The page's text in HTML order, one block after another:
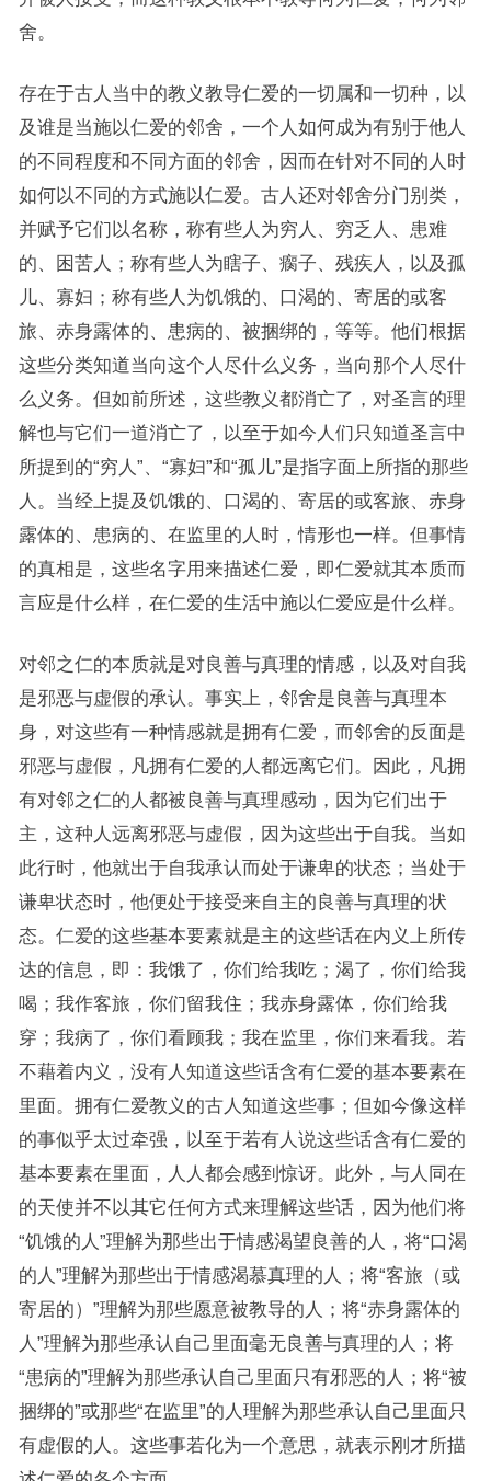
舍。
存在于古人当中的教义教导仁爱的一切属和一切种，以
及谁是当施以仁爱的邻舍，一个人如何成为有别于他人
的不同程度和不同方面的邻舍，因而在针对不同的人时
如何以不同的方式施以仁爱。古人还对邻舍分门别类，
并赋予它们以名称，称有些人为穷人、穷乏人、患难
的、困苦人；称有些人为瞎子、瘸子、残疾人，以及孤
儿、寡妇；称有些人为饥饿的、口渴的、寄居的或客
旅、赤身露体的、患病的、被捆绑的，等等。他们根据
这些分类知道当向这个人尽什么义务，当向那个人尽什
么义务。但如前所述，这些教义都消亡了，对圣言的理
解也与它们一道消亡了，以至于如今人们只知道圣言中
所提到的“穷人”、“寡妇”和“孤儿”是指字面上所指的那些
人。当经上提及饥饿的、口渴的、寄居的或客旅、赤身
露体的、患病的、在监里的人时，情形也一样。但事情
的真相是，这些名字用来描述仁爱，即仁爱就其本质而
言应是什么样，在仁爱的生活中施以仁爱应是什么样。
对邻之仁的本质就是对良善与真理的情感，以及对自我
是邪恶与虚假的承认。事实上，邻舍是良善与真理本
身，对这些有一种情感就是拥有仁爱，而邻舍的反面是
邪恶与虚假，凡拥有仁爱的人都远离它们。因此，凡拥
有对邻之仁的人都被良善与真理感动，因为它们出于
主，这种人远离邪恶与虚假，因为这些出于自我。当如
此行时，他就出于自我承认而处于谦卑的状态；当处于
谦卑状态时，他便处于接受来自主的良善与真理的状
态。仁爱的这些基本要素就是主的这些话在内义上所传
达的信息，即：我饿了，你们给我吃；渴了，你们给我
喝；我作客旅，你们留我住；我赤身露体，你们给我
穿；我病了，你们看顾我；我在监里，你们来看我。若
不藉着内义，没有人知道这些话含有仁爱的基本要素在
里面。拥有仁爱教义的古人知道这些事；但如今像这样
的事似乎太过牵强，以至于若有人说这些话含有仁爱的
基本要素在里面，人人都会感到惊讶。此外，与人同在
的天使并不以其它任何方式来理解这些话，因为他们将
“饥饿的人”理解为那些出于情感渴望良善的人，将“口渴
的人”理解为那些出于情感渴慕真理的人；将“客旅（或
寄居的）”理解为那些愿意被教导的人；将“赤身露体的
人”理解为那些承认自己里面毫无良善与真理的人；将
“患病的”理解为那些承认自己里面只有邪恶的人；将“被
捆绑的”或那些“在监里”的人理解为那些承认自己里面只
有虚假的人。这些事若化为一个意思，就表示刚才所描